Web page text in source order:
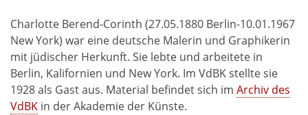
Charlotte Berend-Corinth (27.05.1880 Berlin-10.01.1967
New York) war eine deutsche Malerin und Graphikerin
mit jüdischer Herkunft. Sie lebte und arbeitete in
Berlin, Kalifornien und New York. Im VdBK stellte sie
1928 als Gast aus. Material befindet sich im Archiv des
VdBK in der Akademie der Künste.